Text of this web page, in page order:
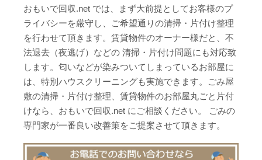
おもいで回収.net では、まず大前提としてお客様のプ
ライバシーを厳守し、ご希望通りの清掃・片付け整理
を行わせて頂きます。賃貸物件のオーナー様だと、不
法退去（夜逃げ）などの 清掃・片付け問題にも対応致
します。匂いなどが染みついてしまっているお部屋に
は、特別ハウスクリーニングも実施できます。
ごみ屋
敷の清掃・片付け整理、賃貸物件のお部屋丸ごと片付
けなら、おもいで回収.net にご相談ください。 ごみの
専門家が一番良い改善策をご提案させて頂きます。